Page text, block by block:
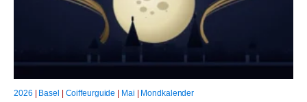
2026 Basel Coiffeurguide Mai Mondkalender